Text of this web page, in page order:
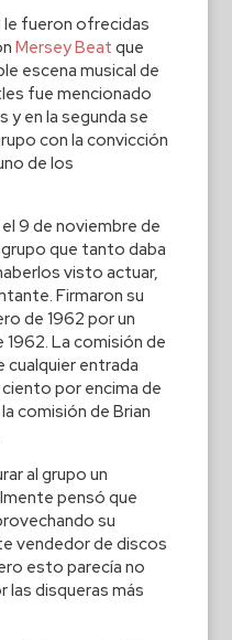
le fueron ofrecidas
Mersey Beat que
escena musical de
fue mencionado
y en la segunda se
con la convicción
de los
9 de noviembre de
que tanto daba
visto actuar,
Firmaron su
de 1962 por un
La comisión de
cualquier entrada
por encima de
comisión de Brian
al grupo un
pensó que
su
vendedor de discos
esto parecía no
las disqueras más